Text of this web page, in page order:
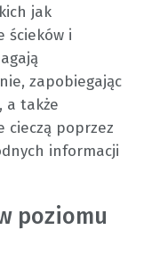
jak
ścieków i
zapobiegając
a także
cieczą poprzez
informacji
poziomu